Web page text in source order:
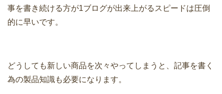
事を書き続ける方が1ブログが出来上がるスピードは圧倒
的に早いです。
どうしても新しい商品を次々やってしまうと、記事を書く
為の製品知識も必要になります。